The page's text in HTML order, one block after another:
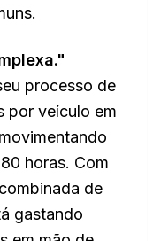
processo de
por veículo em
horas. Com
de
gastando